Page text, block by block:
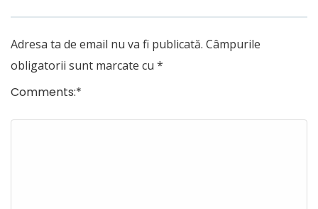
Adresa ta de email nu va fi publicată. Câmpurile
obligatorii sunt marcate cu *
Comments:*